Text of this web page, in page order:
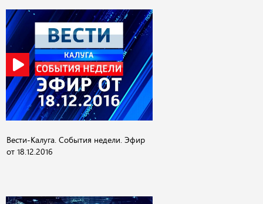
Вести-Калуга. События недели. Эфир
от 18.12.2016